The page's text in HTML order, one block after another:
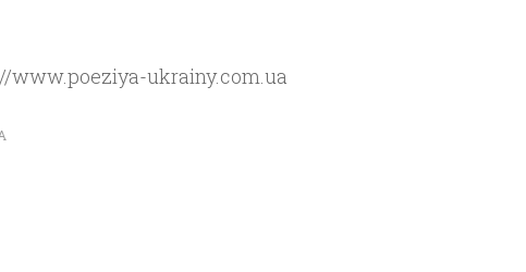
www.poeziya-ukrainy.com.ua